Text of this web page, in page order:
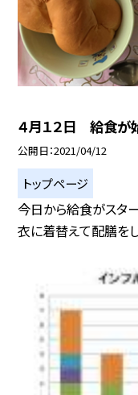
４月１２日 給食が
公開日 2021/04/12
トップページ
今日から給食がスタ
衣に着替えて配膳を